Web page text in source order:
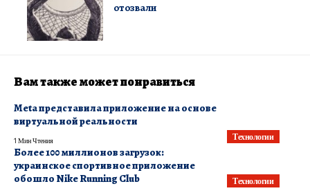
отозвали
Вам также может понравиться
Технологии
Meta представила приложение на основе
виртуальной реальности
1 Мин Чтения
Технологии
Более 100 миллионов загрузок:
украинское спортивное приложение
обошло Nike Running Club